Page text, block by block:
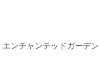
ンチャンテッドガーデ